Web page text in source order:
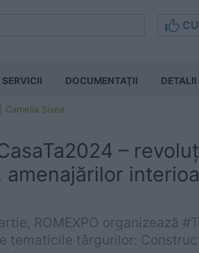
SERVICII DOCUMENTAŢII DETALII
Camelia Sisea
–
ROMEXPO organizează
tematicile târgurilor: